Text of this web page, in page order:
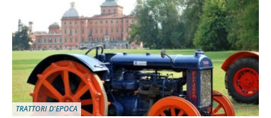
TRATTORI D'EPOCA